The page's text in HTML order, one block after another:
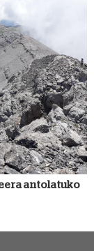
antolatuko